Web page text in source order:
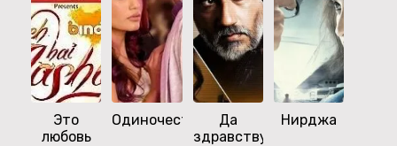
Это
любовь
Одиночество
Да
здравствует!
Нирджа